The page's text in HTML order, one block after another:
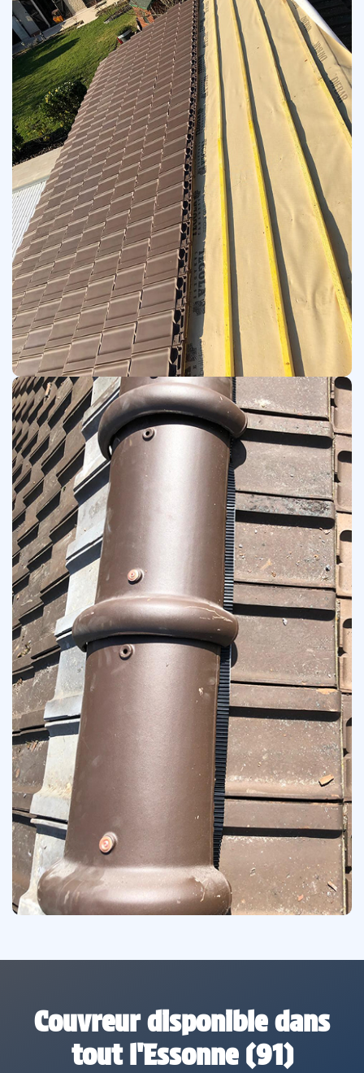
Couvreur disponible dans
tout l'Essonne (91)